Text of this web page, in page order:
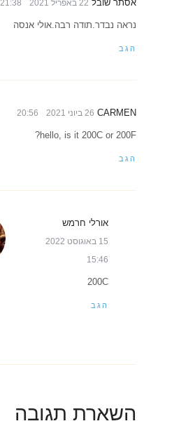
אסתר שובל 22 באפריל 2021 21:38
נראה נבדר.תודה רבה.אולי אנסה
הגב
CARMEN 26 ביוני 2021 20:56
hello, is it 200C or 200F?
הגב
אורלי חרמש
15 באוגוסט 2022
15:46
200C
הגב
השארת תגובה